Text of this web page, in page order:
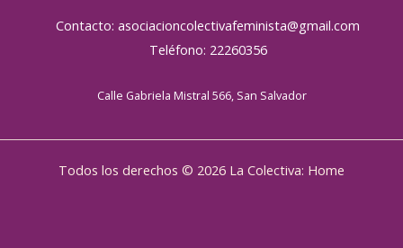
Contacto: asociacioncolectivafeminista@gmail.com
Teléfono: 22260356
Calle Gabriela Mistral 566, San Salvador
Todos los derechos © 2026 La Colectiva: Home